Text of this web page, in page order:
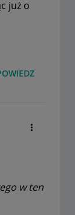
już o
w ten